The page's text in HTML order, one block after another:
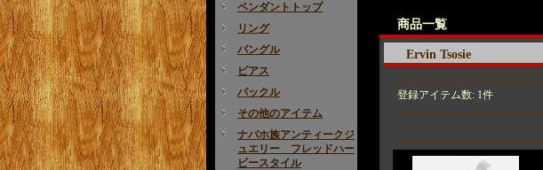
ペンダントトップ
リング
バングル
ピアス
バックル
その他のアイテム
ナバホ族アンティークジ
ュエリー フレッドハー
ビースタイル
商品一覧
Ervin Tsosie
登録アイテム数: 1件